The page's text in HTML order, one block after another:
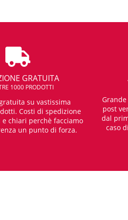
GRATUITA
1000 PRODOTTI
su vastissima
Costi di spedizione
chiari perchè facciamo
un punto di forza.
post
dal
caso